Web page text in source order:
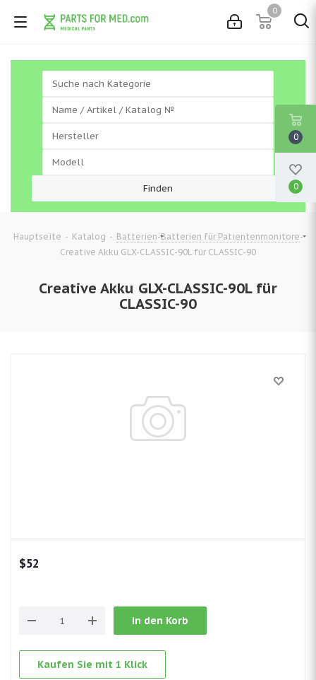
0
Hauptseite - Katalog - Batterien-Batterien für Patientenmonitore-
Creative Akku GLX-CLASSIC-90L für CLASSIC-90
Creative Akku GLX-CLASSIC-90L für
CLASSIC-90
$52
in den Korb
Kaufen Sie mit 1 Klick
0
0